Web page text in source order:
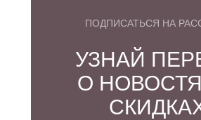
ПОДПИСАТЬСЯ НА
УЗНАЙ
О